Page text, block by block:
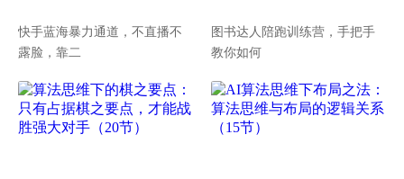
快手蓝海暴力通道，不直播不
露脸，靠二
图书达人陪跑训练营，手把手
教你如何